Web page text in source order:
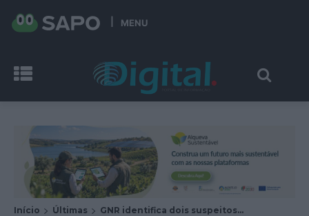
MENU
Início Últimas GNR identifica dois suspeitos...